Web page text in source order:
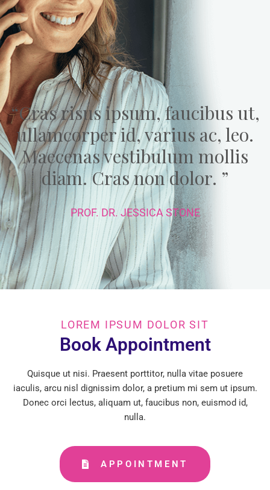
“Cras risus ipsum, faucibus ut,
ullamcorper id, varius ac, leo.
Maecenas vestibulum mollis
diam. Cras non dolor. ”
PROF. DR. JESSICA STONE
LOREM IPSUM DOLOR SIT
Book Appointment
Quisque ut nisi. Praesent porttitor, nulla vitae posuere
iaculis, arcu nisl dignissim dolor, a pretium mi sem ut ipsum.
Donec orci lectus, aliquam ut, faucibus non, euismod id,
nulla.
APPOINTMENT